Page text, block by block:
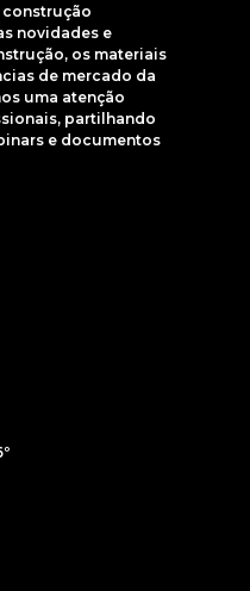
novidades e
os materiais
de mercado da
uma atenção
partilhando
e documentos